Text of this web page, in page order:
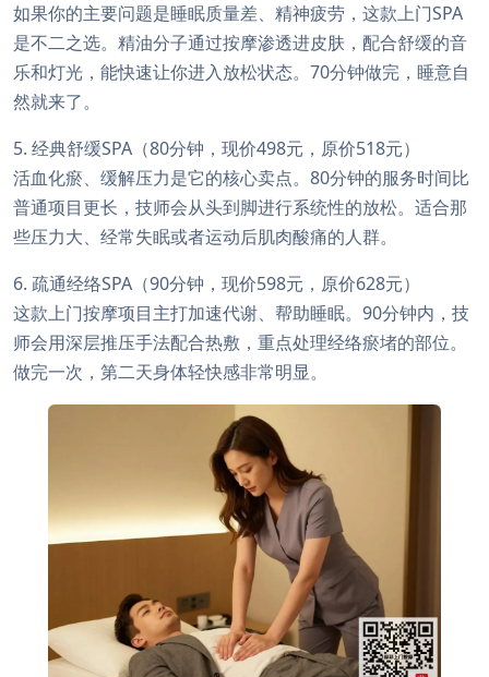
如果你的主要问题是睡眠质量差、精神疲劳，这款上门SPA
是不二之选。精油分子通过按摩渗透进皮肤，配合舒缓的音
乐和灯光，能快速让你进入放松状态。70分钟做完，睡意自
然就来了。
5. 经典舒缓SPA（80分钟，现价498元，原价518元）
活血化瘀、缓解压力是它的核心卖点。80分钟的服务时间比
普通项目更长，技师会从头到脚进行系统性的放松。适合那
些压力大、经常失眠或者运动后肌肉酸痛的人群。
6. 疏通经络SPA（90分钟，现价598元，原价628元）
这款上门按摩项目主打加速代谢、帮助睡眠。90分钟内，技
师会用深层推压手法配合热敷，重点处理经络瘀堵的部位。
做完一次，第二天身体轻快感非常明显。